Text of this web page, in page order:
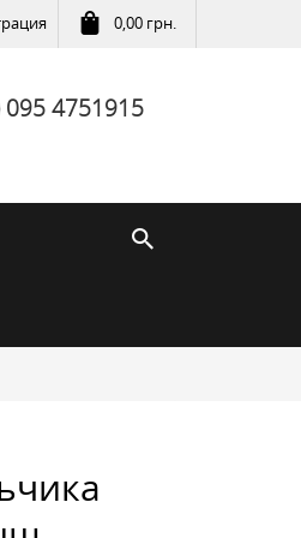
0,00 грн.
095 4751915